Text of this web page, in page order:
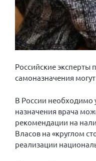
Российские эксперты
самоназначения
В России необходимо
назначения врача
рекомендации на
Власов на «круглом
реализации